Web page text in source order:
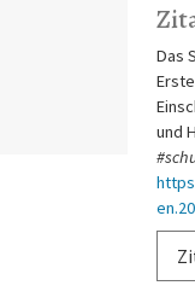
Das
und